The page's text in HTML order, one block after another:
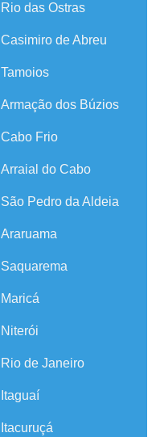
Rio das Ostras
Casimiro de Abreu
Tamoios
Armação dos Búzios
Cabo Frio
Arraial do Cabo
São Pedro da Aldeia
Araruama
Saquarema
Maricá
Niterói
Rio de Janeiro
Itaguaí
Itacuruçá